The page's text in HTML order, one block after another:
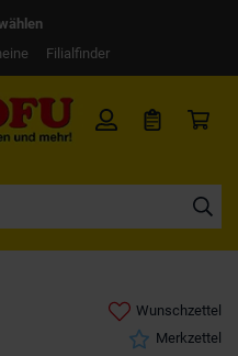
Filialfinder
Wunschzettel
Merkzettel